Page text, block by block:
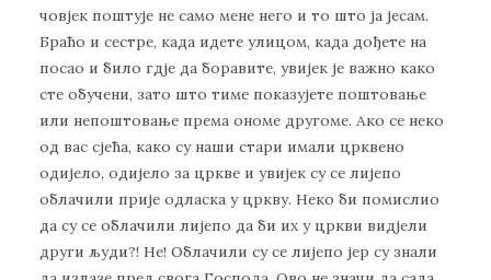
човјек поштује не само мене него и то што ја јесам.
Браћо и сестре, када идете улицом, када дођете на
посао и било гдје да боравите, увијек је важно како
сте обучени, зато што тиме показујете поштовање
или непоштовање према ономе другоме. Ако се неко
од вас сјећа, како су наши стари имали црквено
одијело, одијело за цркве и увијек су се лијепо
облачили прије одласка у цркву. Неко би помислио
да су се облачили лијепо да би их у цркви видјели
други људи?! Не! Облачили су се лијепо јер су знали